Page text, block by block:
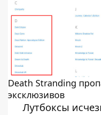
Death Stranding
эксклюзивов
Лутбоксы